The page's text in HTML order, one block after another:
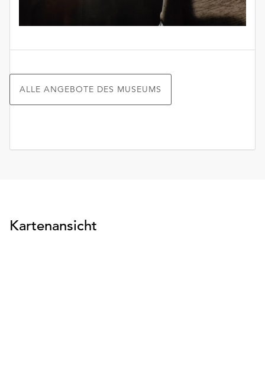
ALLE ANGEBOTE DES MUSEUMS
Kartenansicht